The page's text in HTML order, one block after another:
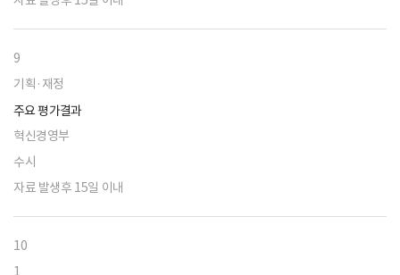
9
기획·재정
주요 평가결과
혁신경영부
수시
자료 발생후 15일 이내
10
1